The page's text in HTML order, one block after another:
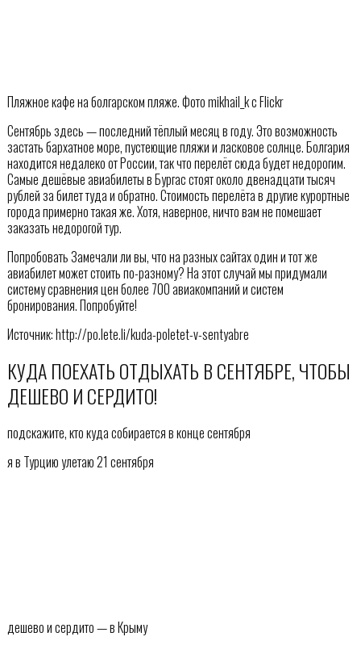
Пляжное кафе на болгарском пляже. Фото mikhail_k с Flickr
Сентябрь здесь — последний тёплый месяц в году. Это возможность
застать бархатное море, пустеющие пляжи и ласковое солнце. Болгария
находится недалеко от России, так что перелёт сюда будет недорогим.
Самые дешёвые авиабилеты в Бургас стоят около двенадцати тысяч
рублей за билет туда и обратно. Стоимость перелёта в другие курортные
города примерно такая же. Хотя, наверное, ничто вам не помешает
заказать недорогой тур.
Попробовать Замечали ли вы, что на разных сайтах один и тот же
авиабилет может стоить по-разному? На этот случай мы придумали
систему сравнения цен более 700 авиакомпаний и систем
бронирования. Попробуйте!
Источник: http://po.lete.li/kuda-poletet-v-sentyabre
КУДА ПОЕХАТЬ ОТДЫХАТЬ В СЕНТЯБРЕ, ЧТОБЫ
ДЕШЕВО И СЕРДИТО!
подскажите, кто куда собирается в конце сентября
я в Турцию улетаю 21 сентября
дешево и сердито — в Крыму